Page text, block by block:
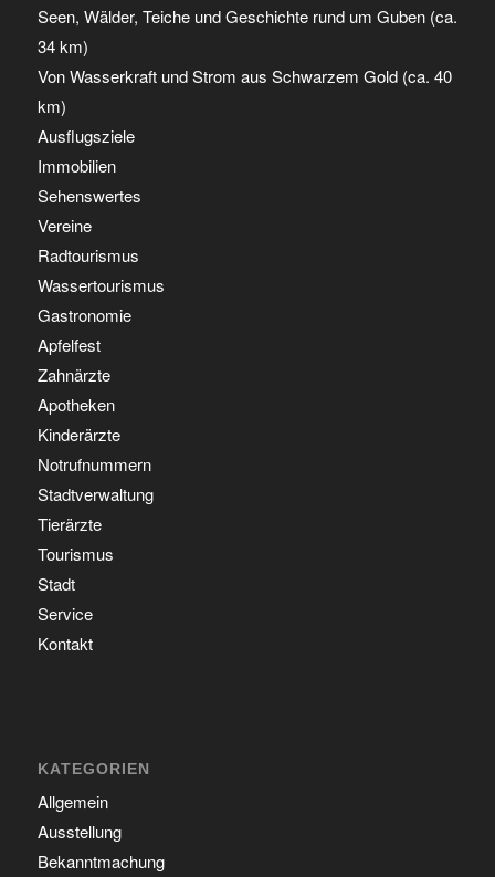
Seen, Wälder, Teiche und Geschichte rund um Guben (ca.
34 km)
Von Wasserkraft und Strom aus Schwarzem Gold (ca. 40
km)
Ausflugsziele
Immobilien
Sehenswertes
Vereine
Radtourismus
Wassertourismus
Gastronomie
Apfelfest
Zahnärzte
Apotheken
Kinderärzte
Notrufnummern
Stadtverwaltung
Tierärzte
Tourismus
Stadt
Service
Kontakt
KATEGORIEN
Allgemein
Ausstellung
Bekanntmachung